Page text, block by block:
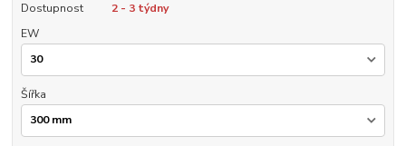
Dostupnost
2 - 3 týdny
EW
Šířka